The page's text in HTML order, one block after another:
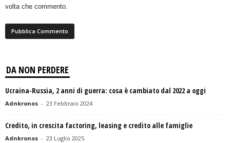
volta che commento.
DA NON PERDERE
Ucraina-Russia, 2 anni di guerra: cosa è cambiato dal 2022 a oggi
Adnkronos - 23 Febbraio 2024
Credito, in crescita factoring, leasing e credito alle famiglie
Adnkronos - 23 Luglio 2025